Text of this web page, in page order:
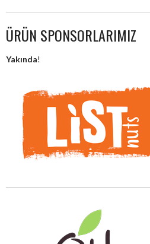
ÜRÜN SPONSORLARIMIZ
Yakında!